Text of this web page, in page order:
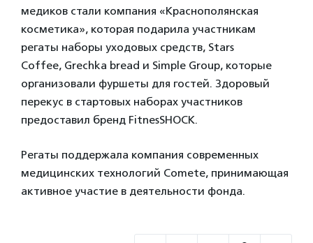
медиков стали компания «Краснополянская
косметика», которая подарила участникам
регаты наборы уходовых средств, Stars
Coffee, Grechka bread и Simple Group, которые
организовали фуршеты для гостей. Здоровый
перекус в стартовых наборах участников
предоставил бренд FitnesSHOCK.
Регаты поддержала компания современных
медицинских технологий Comete, принимающая
активное участие в деятельности фонда.